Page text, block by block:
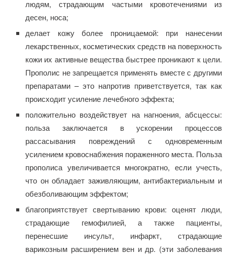
людям, страдающим частыми кровотечениями из
десен, носа;
делает кожу более проницаемой: при нанесении
лекарственных, косметических средств на поверхность
кожи их активные вещества быстрее проникают к цели.
Прополис не запрещается применять вместе с другими
препаратами – это напротив приветствуется, так как
происходит усиление лечебного эффекта;
положительно воздействует на нагноения, абсцессы:
польза заключается в ускорении процессов
рассасывания повреждений с одновременным
усилением кровоснабжения пораженного места. Польза
прополиса увеличивается многократно, если учесть,
что он обладает заживляющим, антибактериальным и
обезболивающим эффектом;
благоприятствует свертыванию крови: оценят люди,
страдающие гемофилией, а также пациенты,
перенесшие инсульт, инфаркт, страдающие
варикозным расширением вен и др. (эти заболевания